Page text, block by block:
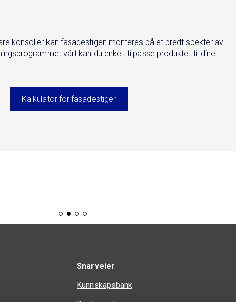
konsoller kan fasadestigen monteres på et bredt spekter av
vårt kan du enkelt tilpasse produktet til dine
Kalkulator for fasadestiger
Snarveier
Kunnskapsbank